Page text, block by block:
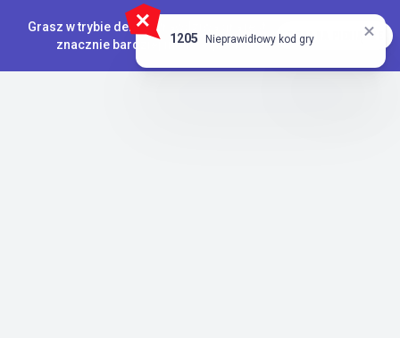
Grasz w trybie demo. Prawdziwa gra jest
znacznie bardziej interesująca
GRAJ NA PIENIĄDZE
1205 Nieprawidłowy kod gry